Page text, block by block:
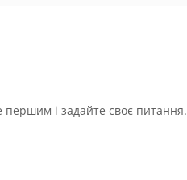
і задайте своє питання.